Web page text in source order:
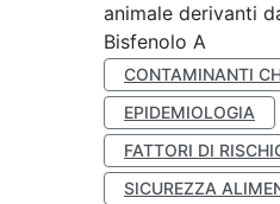
animale derivanti
Bisfenolo A
CONTAMINANTI
EPIDEMIOLOGIA
FATTORI DI
SICUREZZA